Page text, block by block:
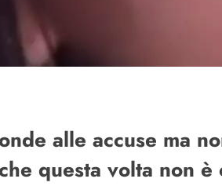
alle accuse ma
questa volta non è